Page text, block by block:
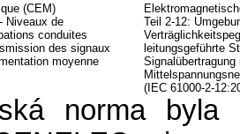
(CEM)
Niveaux de
conduites
des signaux
moyenne
Teil 2-12:
leitungsgeführte
(IEC 61000-2-
norma byla